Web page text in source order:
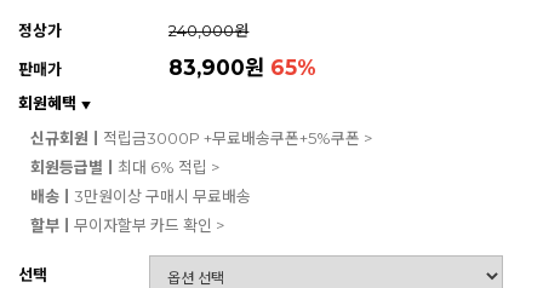
정상가
240,000원
판매가
83,900원 65%
회원혜택 ▼
신규회원ㅣ 적립금3000P +무료배송쿠폰+5%쿠폰 >
회원등급별ㅣ 최대 6% 적립 >
배송ㅣ 3만원이상 구매시 무료배송
할부ㅣ 무이자할부 카드 확인 >
선택